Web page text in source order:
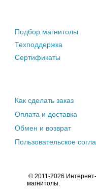
Подбор магнитолы
Техподдержка
Сертификаты
Как сделать заказ
Оплата и доставка
Обмен и возврат
Пользовательское
© 2011-2026
магнитолы.